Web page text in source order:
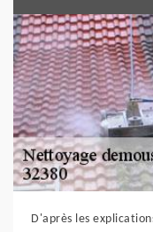
D'après les